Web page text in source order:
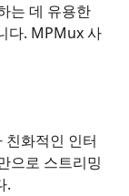
는 데 유용한
다. MPMux 사
화적인 인터
으로 스트리밍
.